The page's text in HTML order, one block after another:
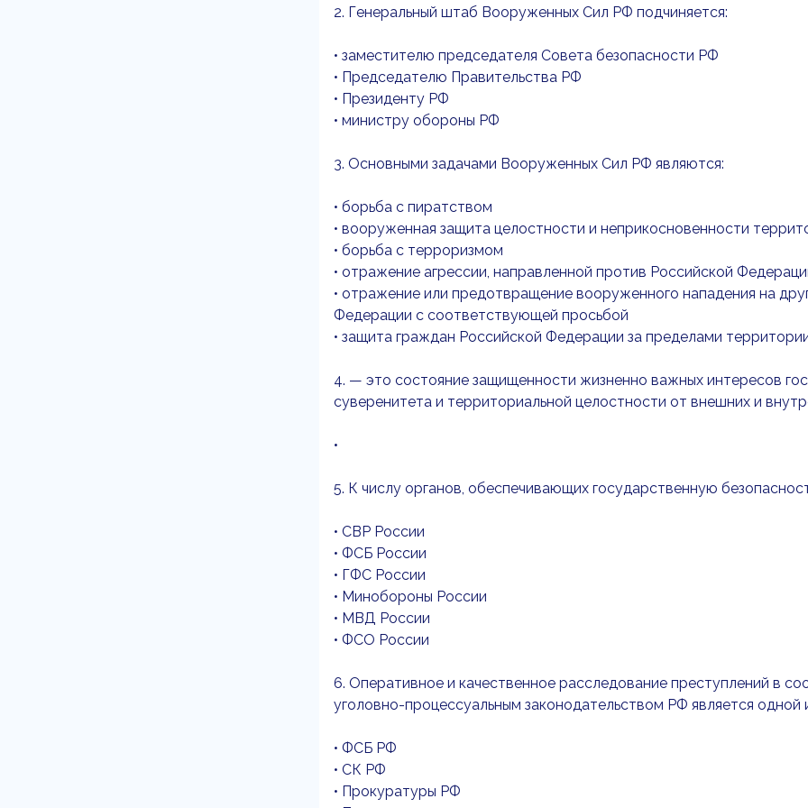
2. Генеральный штаб Вооруженных Сил РФ подчиняется:
• заместителю председателя Совета безопасности РФ
• Председателю Правительства РФ
• Президенту РФ
• министру обороны РФ
3. Основными задачами Вооруженных Сил РФ являются:
• борьба с пиратством
• вооруженная защита целостности и неприкосновенности
• борьба с терроризмом
• отражение агрессии, направленной против Российской
• отражение или предотвращение вооруженного нападения на
Федерации с соответствующей просьбой
• защита граждан Российской Федерации за пределами
4. — это состояние защищенности жизненно важных интересов
суверенитета и территориальной целостности от внешних и
•
5. К числу органов, обеспечивающих государственную
• СВР России
• ФСБ России
• ГФС России
• Минобороны России
• МВД России
• ФСО России
6. Оперативное и качественное расследование преступлений в
уголовно-процессуальным законодательством РФ является одной
• ФСБ РФ
• СК РФ
• Прокуратуры РФ